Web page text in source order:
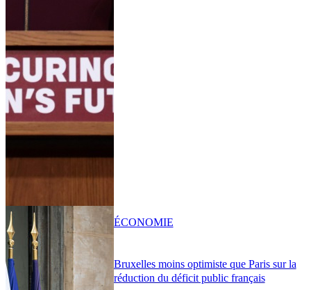
Bruxelles moins optimiste que Paris sur la
réduction du déficit public français
ÉCONOMIE